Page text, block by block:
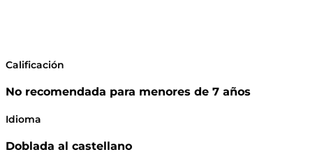
Calificación
No recomendada para menores de 7 años
Idioma
Doblada al castellano